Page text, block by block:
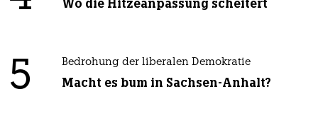
Wo die Hitzeanpassung scheitert
5 Bedrohung der liberalen Demokratie
Macht es bum in Sachsen-Anhalt?